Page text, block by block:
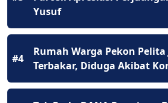
Yusuf
#4
Rumah Warga Pekon Pelita
Terbakar, Diduga Akibat